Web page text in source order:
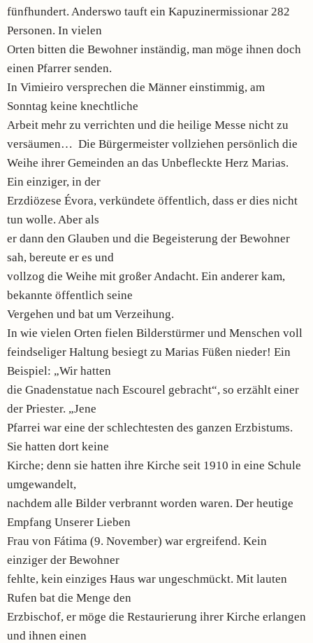
fünfhundert. Anderswo tauft ein Kapuzinermissionar 282
Personen. In vielen
Orten bitten die Bewohner inständig, man möge ihnen doch
einen Pfarrer senden.
In Vimieiro versprechen die Männer einstimmig, am
Sonntag keine knechtliche
Arbeit mehr zu verrichten und die heilige Messe nicht zu
versäumen… Die Bürgermeister vollziehen persönlich die
Weihe ihrer Gemeinden an das Unbefleckte Herz Marias.
Ein einziger, in der
Erzdiözese Évora, verkündete öffentlich, dass er dies nicht
tun wolle. Aber als
er dann den Glauben und die Begeisterung der Bewohner
sah, bereute er es und
vollzog die Weihe mit großer Andacht. Ein anderer kam,
bekannte öffentlich seine
Vergehen und bat um Verzeihung.
In wie vielen Orten fielen Bilderstürmer und Menschen voll
feindseliger Haltung besiegt zu Marias Füßen nieder! Ein
Beispiel: „Wir hatten
die Gnadenstatue nach Escourel gebracht“, so erzählt einer
der Priester. „Jene
Pfarrei war eine der schlechtesten des ganzen Erzbistums.
Sie hatten dort keine
Kirche; denn sie hatten ihre Kirche seit 1910 in eine Schule
umgewandelt,
nachdem alle Bilder verbrannt worden waren. Der heutige
Empfang Unserer Lieben
Frau von Fátima (9. November) war ergreifend. Kein
einziger der Bewohner
fehlte, kein einziges Haus war ungeschmückt. Mit lauten
Rufen bat die Menge den
Erzbischof, er möge die Restaurierung ihrer Kirche erlangen
und ihnen einen